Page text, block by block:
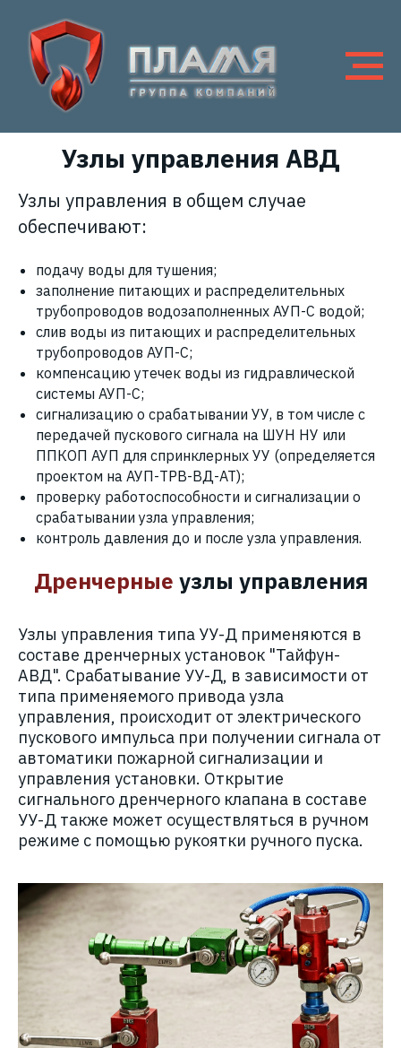
В качестве управляющих устройств в "Тайфун-АВД"
применяются дренчерные, спринклерные и
спринклерно-дренчерные узлы управления,
используемые для разделения системы
пожаротушения на отдельные секции.
Узлы управления АВД
Узлы управления в общем случае
обеспечивают:
подачу воды для тушения;
заполнение питающих и распределительных
трубопроводов водозаполненных АУП-С водой;
слив воды из питающих и распределительных
трубопроводов АУП-С;
компенсацию утечек воды из гидравлической
системы АУП-С;
сигнализацию о срабатывании УУ, в том числе с
передачей пускового сигнала на ШУН НУ или
ППКОП АУП для спринклерных УУ (определяется
проектом на АУП-ТРВ-ВД-АТ);
проверку работоспособности и сигнализации о
срабатывании узла управления;
контроль давления до и после узла управления.
Дренчерные узлы управления
Узлы управления типа УУ-Д применяются в
составе дренчерных установок "Тайфун-
АВД". Срабатывание УУ-Д, в зависимости от
типа применяемого привода узла
управления, происходит от электрического
пускового импульса при получении сигнала от
автоматики пожарной сигнализации и
управления установки. Открытие
сигнального дренчерного клапана в составе
УУ-Д также может осуществляться в ручном
режиме с помощью рукоятки ручного пуска.